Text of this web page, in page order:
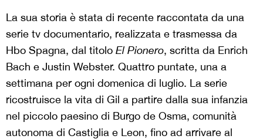
La sua storia è stata di recente raccontata da una
serie tv documentario, realizzata e trasmessa da
Hbo Spagna, dal titolo El Pionero, scritta da Enrich
Bach e Justin Webster. Quattro puntate, una a
settimana per ogni domenica di luglio. La serie
ricostruisce la vita di Gil a partire dalla sua infanzia
nel piccolo paesino di Burgo de Osma, comunità
autonoma di Castiglia e Leon, fino ad arrivare al